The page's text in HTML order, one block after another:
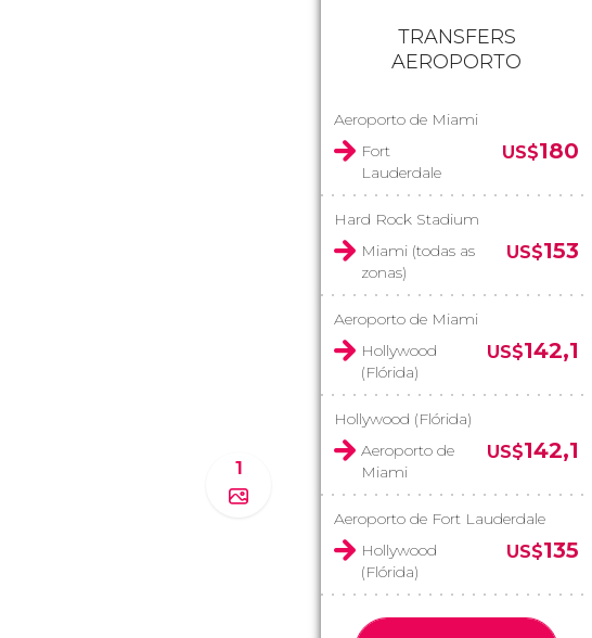
1
TRANSFERS
AEROPORTO
Aeroporto de Miami
Fort
Lauderdale
US$180
Hard Rock Stadium
Miami (todas as
zonas)
US$153
Aeroporto de Miami
Hollywood
(Flórida)
US$142,1
Hollywood (Flórida)
Aeroporto de
Miami
US$142,1
Aeroporto de Fort Lauderdale
Hollywood
(Flórida)
US$135